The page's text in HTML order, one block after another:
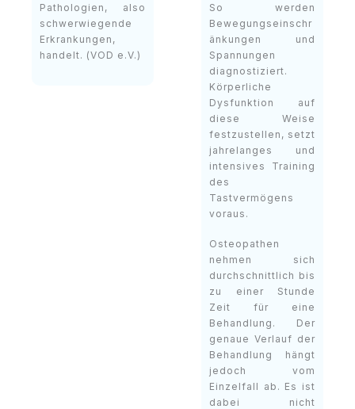
Pathologien, also
schwerwiegende
Erkrankungen,
handelt. (VOD e.V.)
So werden
Bewegungseinschr
änkungen und
Spannungen
diagnostiziert.
Körperliche
Dysfunktion auf
diese Weise
festzustellen, setzt
jahrelanges und
intensives Training
des
Tastvermögens
voraus.
Osteopathen
nehmen sich
durchschnittlich bis
zu einer Stunde
Zeit für eine
Behandlung. Der
genaue Verlauf der
Behandlung hängt
jedoch vom
Einzelfall ab. Es ist
dabei nicht